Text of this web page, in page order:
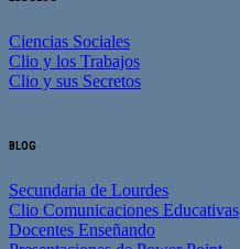
Ciencias Sociales
Clio y los Trabajos
Clio y sus Secretos
BLOG
Secundaria de Lourdes
Clio Comunicaciones Educativas
Docentes Enseñando